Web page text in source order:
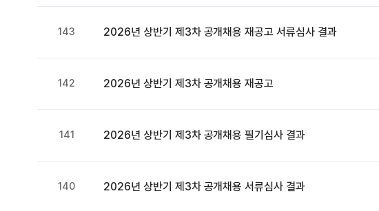
143 2026년 상반기 제3차 공개채용 재공고 서류심사 결과
142 2026년 상반기 제3차 공개채용 재공고
141 2026년 상반기 제3차 공개채용 필기심사 결과
140 2026년 상반기 제3차 공개채용 서류심사 결과